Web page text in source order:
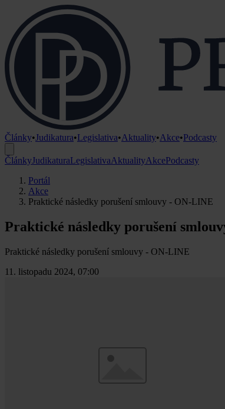
Články•Judikatura•Legislativa•Aktuality•Akce•Podcasty
ČlánkyJudikaturaLegislativaAktualityAkcePodcasty
Portál
Akce
Praktické následky porušení smlouvy - ON-LINE
Praktické následky porušení
Praktické následky porušení smlouvy - ON-LINE
11. listopadu 2024, 07:00